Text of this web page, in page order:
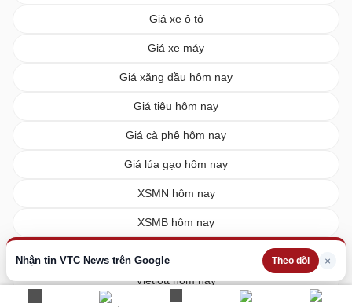
Nhận tin VTC News trên Google Theo dõi ×
Giá xe ô tô
Giá xe máy
Giá xăng dầu hôm nay
Giá tiêu hôm nay
Giá cà phê hôm nay
Giá lúa gạo hôm nay
XSMN hôm nay
XSMB hôm nay
Vietlott hôm nay